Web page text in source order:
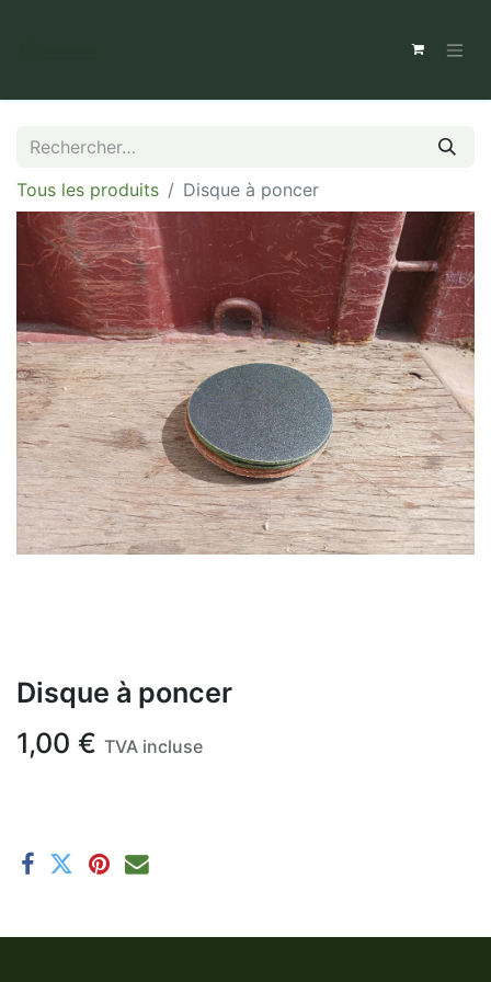
Tous les produits Disque à poncer
Disque à poncer
1,00 € TVA incluse